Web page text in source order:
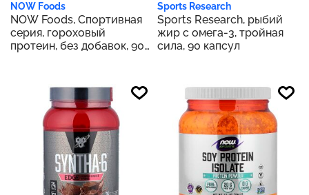
NOW Foods
NOW Foods, Спортивная
серия, гороховый
протеин, без добавок, 907
Sports Research
Sports Research, рыбий
жир с омега-3, тройная
сила, 90 капсул